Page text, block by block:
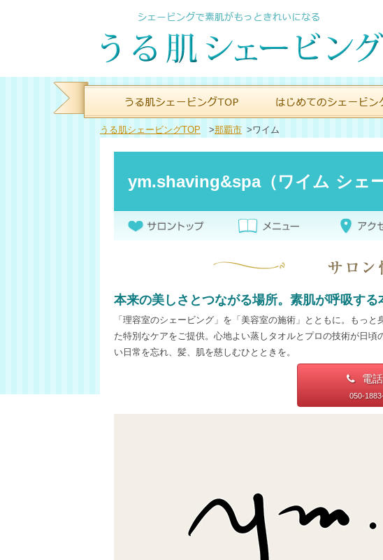
うる肌シェービングTOP >那覇市 >ワイム
ym.shaving&spa（ワイム シェ
本来の美しさとつながる場所。素肌が呼吸する
「理容室のシェービング」を「美容室の施術」とともに。もっ
た特別なケアをご提供。心地よい蒸しタオルとプロの技術が日
い日常を忘れ、髪、肌を慈しむひとときを。
電
050-